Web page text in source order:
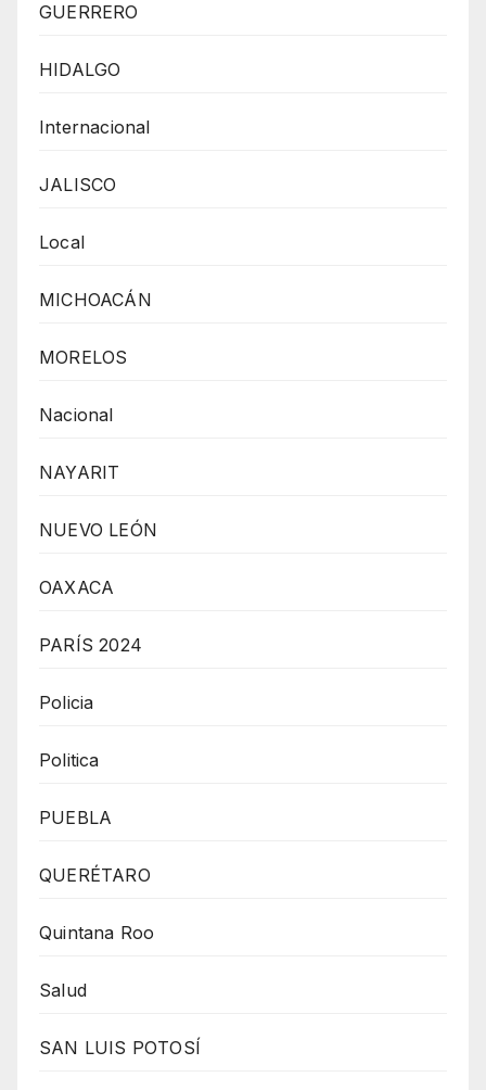
GUERRERO
HIDALGO
Internacional
JALISCO
Local
MICHOACÁN
MORELOS
Nacional
NAYARIT
NUEVO LEÓN
OAXACA
PARÍS 2024
Policia
Politica
PUEBLA
QUERÉTARO
Quintana Roo
Salud
SAN LUIS POTOSÍ